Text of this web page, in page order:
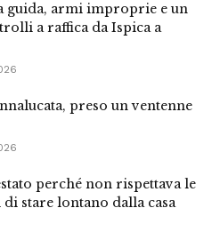
guida, armi improprie e un
a raffica da Ispica a
preso un ventenne
perché non rispettava le
stare lontano dalla casa